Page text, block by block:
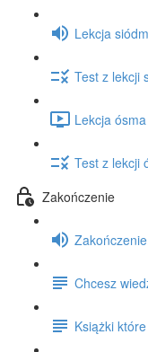
Lekcja
Test z lekcji
Lekcja
Test z lekcji
Zakończenie
Chcesz
Książki